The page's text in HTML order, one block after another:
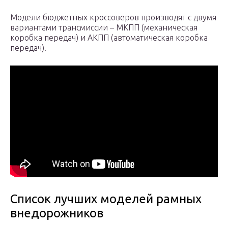
Модели бюджетных кроссоверов производят с двумя
вариантами трансмиссии – МКПП (механическая
коробка передач) и АКПП (автоматическая коробка
передач).
Список лучших моделей рамных
внедорожников